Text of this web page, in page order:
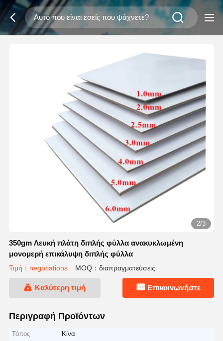
2/3
350gm Λευκή πλάτη διπλής φύλλα ανακυκλωμένη
μονομερή επικάλυψη διπλής φύλλα
Τιμή：negotiations MOQ：διαπραγματεύσεις
Καλύτερη τιμή Επικοινωνήστε
Περιγραφή Προϊόντων
Τόπος
Κίνα